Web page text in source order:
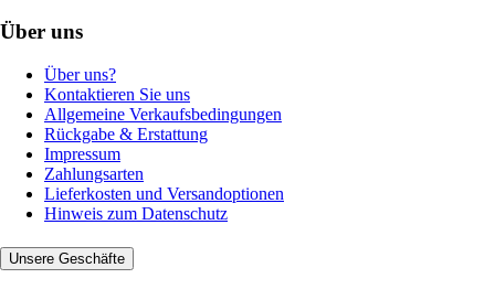
Über uns
Über uns?
Kontaktieren Sie uns
Allgemeine Verkaufsbedingungen
Rückgabe & Erstattung
Impressum
Zahlungsarten
Lieferkosten und Versandoptionen
Hinweis zum Datenschutz
Unsere Geschäfte